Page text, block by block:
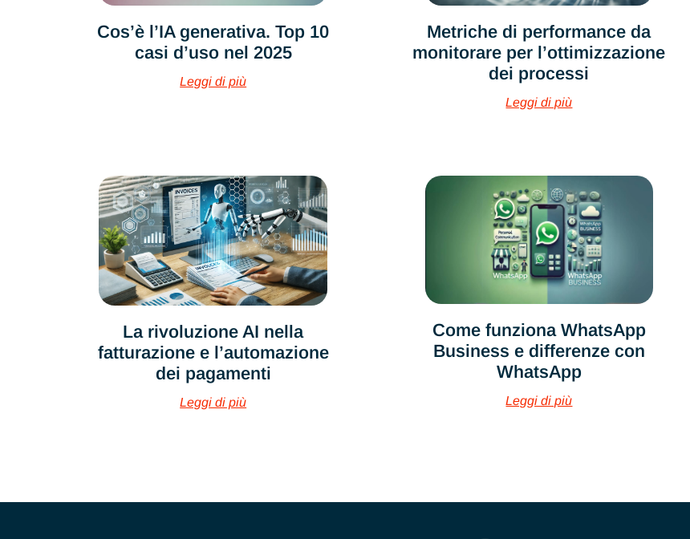
Cos’è l’IA generativa. Top 10
casi d’uso nel 2025
Leggi di più
Metriche di performance da
monitorare per l’ottimizzazione
dei processi
Leggi di più
La rivoluzione AI nella
fatturazione e l’automazione
dei pagamenti
Leggi di più
Come funziona WhatsApp
Business e differenze con
WhatsApp
Leggi di più